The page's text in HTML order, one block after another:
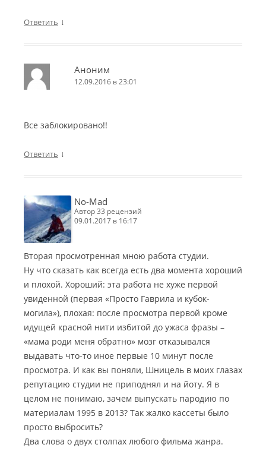
Ответить ↓
Аноним
12.09.2016 в 23:01
Все заблокировано!!
Ответить ↓
No-Mad
автор 33 рецензий
09.01.2017 в 16:17
Вторая просмотренная мною работа студии.
Ну что сказать как всегда есть два момента хороший
и плохой. Хороший: эта работа не хуже первой
увиденной (первая «Просто Гаврила и кубок-
могила»), плохая: после просмотра первой кроме
идущей красной нити избитой до ужаса фразы –
«мама роди меня обратно» мозг отказывался
выдавать что-то иное первые 10 минут после
просмотра. И как вы поняли, Шницель в моих глазах
репутацию студии не приподнял и на йоту. Я в
целом не понимаю, зачем выпускать пародию по
материалам 1995 в 2013? Так жалко кассеты было
просто выбросить?
Два слова о двух столпах любого фильма жанра.